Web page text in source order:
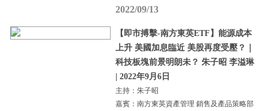
2022/09/13
【即市搏擊-南方東英ETF】能源成本
上升 美國加息臨近 美股再度受壓？｜
科技板塊前景明朗未？ 朱子昭 李溢琳
| 2022年9月6日
主持：朱子昭
嘉賓：南方東英資產管理 銷售及產品策略部